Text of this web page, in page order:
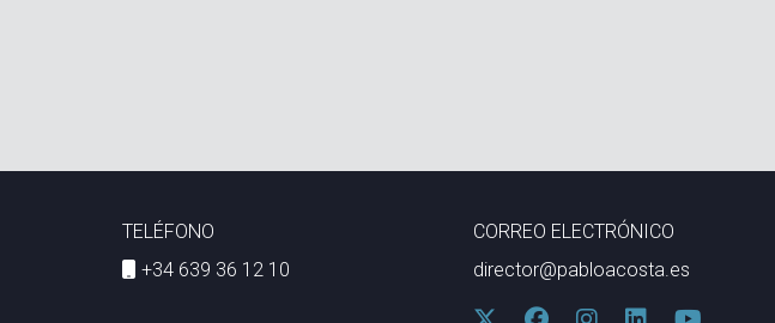
TELÉFONO
+34 639 36 12 10
CORREO ELECTRÓNICO
director@pabloacosta.es